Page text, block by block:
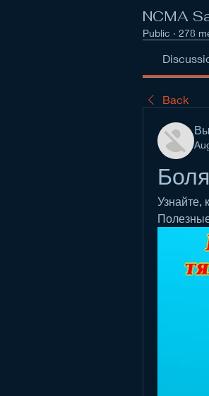
NCMA
Public · 278
Back
Узнайте,